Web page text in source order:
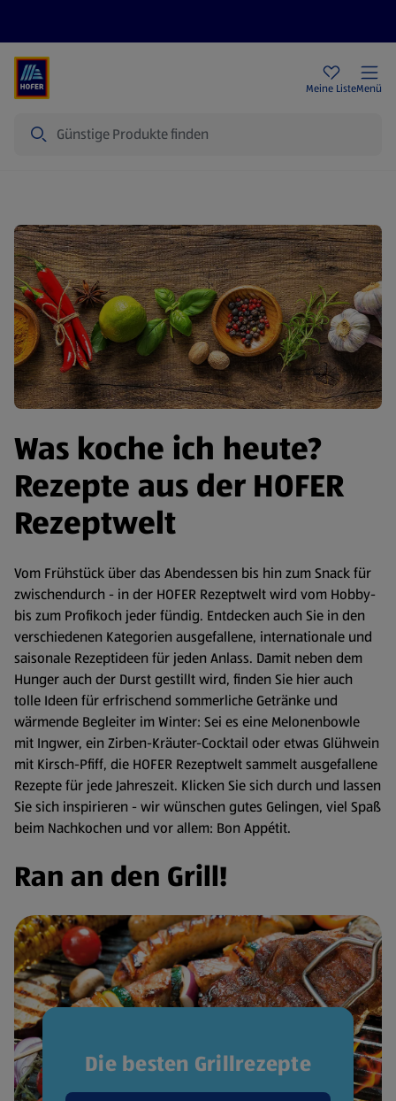
Meine ListeMenü
Was koche ich heute?
Rezepte aus der HOFER
Rezeptwelt
Vom Frühstück über das Abendessen bis hin zum Snack für
zwischendurch - in der HOFER Rezeptwelt wird vom Hobby-
bis zum Profikoch jeder fündig. Entdecken auch Sie in den
verschiedenen Kategorien ausgefallene, internationale und
saisonale Rezeptideen für jeden Anlass. Damit neben dem
Hunger auch der Durst gestillt wird, finden Sie hier auch
tolle Ideen für erfrischend sommerliche Getränke und
wärmende Begleiter im Winter: Sei es eine Melonenbowle
mit Ingwer, ein Zirben-Kräuter-Cocktail oder etwas Glühwein
mit Kirsch-Pfiff, die HOFER Rezeptwelt sammelt ausgefallene
Rezepte für jede Jahreszeit. Klicken Sie sich durch und lassen
Sie sich inspirieren - wir wünschen gutes Gelingen, viel Spaß
beim Nachkochen und vor allem: Bon Appétit.
Ran an den Grill!
Die besten Grillrezepte